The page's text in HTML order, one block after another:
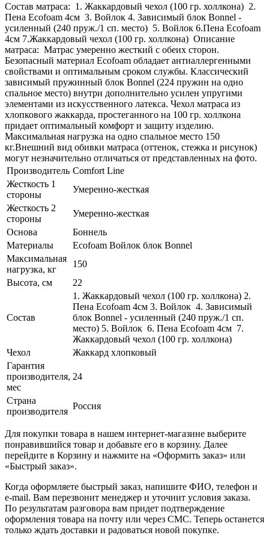
Состав матраса: 1. Жаккардовый чехол (100 гр. холлкона) 2.
Пена Ecofoam 4см 3. Войлок 4. Зависимый блок Bonnel -
усиленный (240 пруж./1 сп. место) 5. Войлок 6.Пена Ecofoam
4см 7.Жаккардовый чехол (100 гр. холлкона) Описание
матраса: Матрас умеренно жесткий с обеих сторон.
Безопасный материал Ecofoam обладает антиаллергенными
свойствами и оптимальным сроком службы. Классический
зависимый пружинный блок Bonnel (224 пружин на одно
спальное место) внутри дополнительно усилен упругими
элементами из искусственного латекса. Чехол матраса из
хлопкового жаккарда, простеганного на 100 гр. холлкона
придает оптимальный комфорт и защиту изделию.
Максимальная нагрузка на одно спальное место 150
кг.Внешний вид обивки матраса (оттенок, стежка и рисунок)
могут незначительно отличаться от представленных на фото.
Производитель Comfort Line
Жесткость 1
стороны
Умеренно-жесткая
Жесткость 2
стороны
Умеренно-жесткая
Основа
Боннель
Материалы
Ecofoam Войлок блок Bonnel
Максимальная
нагрузка, кг
150
Высота, см
22
Состав
1. Жаккардовый чехол (100 гр. холлкона) 2.
Пена Ecofoam 4см 3. Войлок 4. Зависимый
блок Bonnel - усиленный (240 пруж./1 сп.
место) 5. Войлок 6. Пена Ecofoam 4см 7.
Жаккардовый чехол (100 гр. холлкона)
Чехол
Жаккард хлопковый
Гарантия
производителя,
мес
24
Страна
производителя
Россия
Для покупки товара в нашем интернет-магазине выберите
понравившийся товар и добавьте его в корзину. Далее
перейдите в Корзину и нажмите на «Оформить заказ» или
«Быстрый заказ».
Когда оформляете быстрый заказ, напишите ФИО, телефон и
e-mail. Вам перезвонит менеджер и уточнит условия заказа.
По результатам разговора вам придет подтверждение
оформления товара на почту или через СМС. Теперь останется
только ждать доставки и радоваться новой покупке.